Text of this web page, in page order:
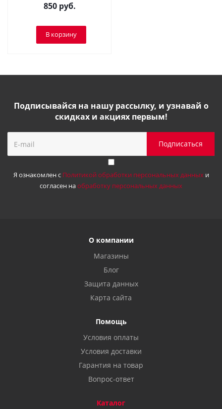
850 руб.
В корзину
Подписывайся на нашу рассылку, и узнавай о
скидках и акциях первым!
Я ознакомлен с Политикой обработки персональных данныхи
согласен наобработку персональных данных
О компании
Магазины
Блог
Защита данных
Карта сайта
Помощь
Условия оплаты
Условия доставки
Гарантия на товар
Вопрос-ответ
Каталог